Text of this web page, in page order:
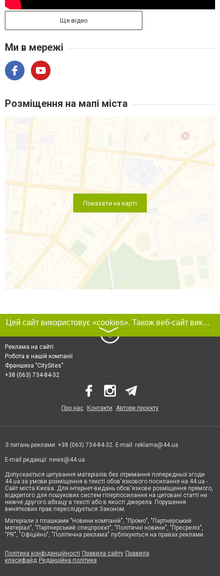
Ще відео
Ми в мережі
Розміщення на мапі міста
Показати на карті
Цей сайт використовує «cookies». Також веб-сайт використовує інтернет-сервіс для збору технічних даних стосовно відвідувачів з метою отримання маркетингової та статистичної інформації. Умови обробки даних відвідувачів сайту див.
〉
Реклама на сайті
Робота в нашій компанії
Франшиза "CitySites"
+38 (063) 734-84-32
Про нас Контакти Автори проєкту
З питань реклами: +38 (063) 734-84-32. E-mail: reklama@44.ua
E-mail редакції: news@44.ua
Допускається цитування матеріалів без отримання попередньої згоди
44.ua за умови розміщення в тексті обов'язкового посилання на 44.ua -
Сайт міста Києва. Для інтернет-видань обов'язкове розміщення прямого,
відкритого для пошукових систем гіперпосилання на цитовані статті не
нижче другого абзацу в тексті або в якості джерела. Порушення
виняткових прав переслідується Законом.
Матеріали з плашками "Новини компаній", "Промо", "Партнерський
матеріал", "Партнерський спецпроєкт", "Політичні новини", "Пресреліз",
"PR", "Офіційно", "Політична реклама" публікуються на правах реклами.
Політика конфіденційності Правила сайту Правила
класифайд Редакційна політика